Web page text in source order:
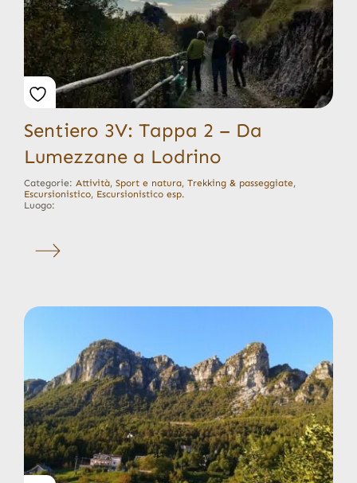
Sentiero 3V: Tappa 2 – Da
Lumezzane a Lodrino
Categorie: Attività, Sport e natura, Trekking & passeggiate,
Escursionistico, Escursionistico esp.
Luogo: